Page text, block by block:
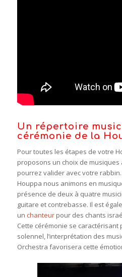
Un répertoire
cérémonie de la
Pour toutes les étapes de votre
proposons un choix de
pourrez valider avec votre
Houppa nous animons en
présence de deux à quatre
guitare et contrebasse. Il est
un chanteurpour des chants
Cette cérémonie se caractérisant
solennel, l’interprétation des
Orchestra favorisera cette